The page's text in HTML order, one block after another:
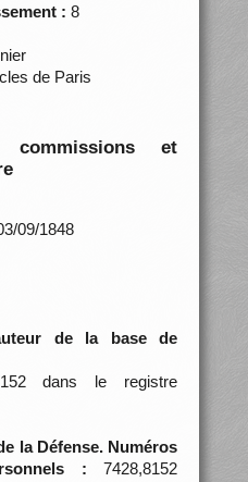
: 8
de Paris
commissions et
09/1848
de la base de
dans le registre
la Défense. Numéros
:7428,8152